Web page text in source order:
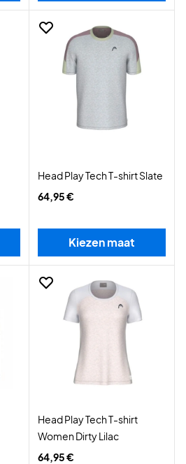
Head Play Tech T-shirt Slate
64,95 €
Kiezen maat
Head Play Tech T-shirt
Women Dirty Lilac
64,95 €